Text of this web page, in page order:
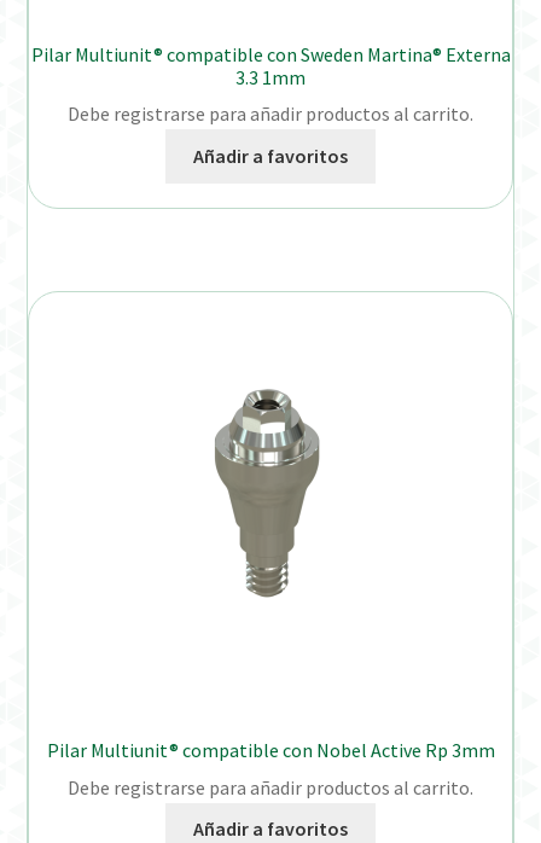
Pilar Multiunit® compatible con Sweden Martina® Externa
3.3 1mm
Debe registrarse para añadir productos al carrito.
Añadir a favoritos
Pilar Multiunit® compatible con Nobel Active Rp 3mm
Debe registrarse para añadir productos al carrito.
Añadir a favoritos